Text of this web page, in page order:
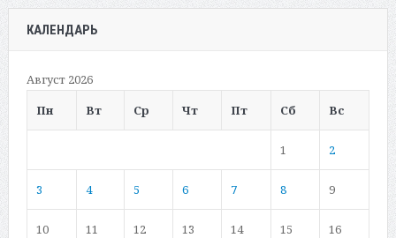
КАЛЕНДАРЬ
Август 2026
Пн
Вт Ср Чт Пт Сб Вс
1 2
3 4 5 6 7 8 9
10 11 12 13 14 15 16